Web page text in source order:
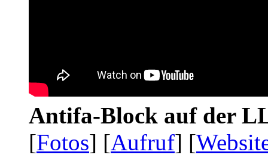
Antifa-Block auf der
[Fotos] [Aufruf] [